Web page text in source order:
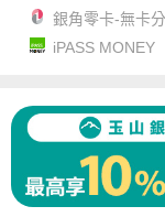
銀角零卡-無卡
iPASS MONEY